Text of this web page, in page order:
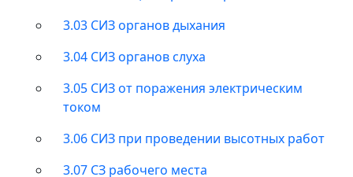
3.03 СИЗ органов дыхания
3.04 СИЗ органов слуха
3.05 СИЗ от поражения электрическим
током
3.06 СИЗ при проведении высотных работ
3.07 СЗ рабочего места